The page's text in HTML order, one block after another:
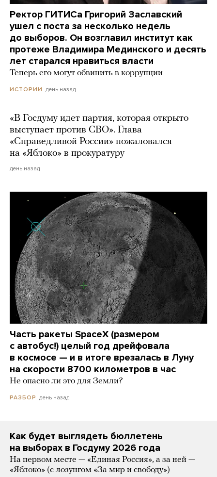
Ректор ГИТИСа Григорий Заславский
ушел с поста за несколько недель
до выборов. Он возглавил институт как
протеже Владимира Мединского и десять
лет старался нравиться власти
Теперь его могут обвинить в коррупции
ИСТОРИИ день назад
«В Госдуму идет партия, которая открыто
выступает против СВО». Глава
«Справедливой России» пожаловался
на «Яблоко» в прокуратуру
день назад
Часть ракеты SpaceX (размером
с автобус!) целый год дрейфовала
в космосе — и в итоге врезалась в Луну
на скорости 8700 километров в час
Не опасно ли это для Земли?
РАЗБОР день назад
Как будет выглядеть бюллетень
на выборах в Госдуму 2026 года
На первом месте — «Единая Россия», а за ней —
«Яблоко» (с лозунгом «За мир и свободу»)